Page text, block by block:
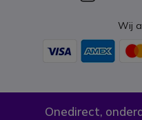
Wij
Onedirect,